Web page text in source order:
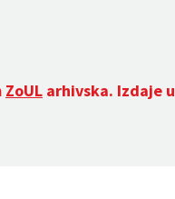
ZoUL arhivska. Izdaje